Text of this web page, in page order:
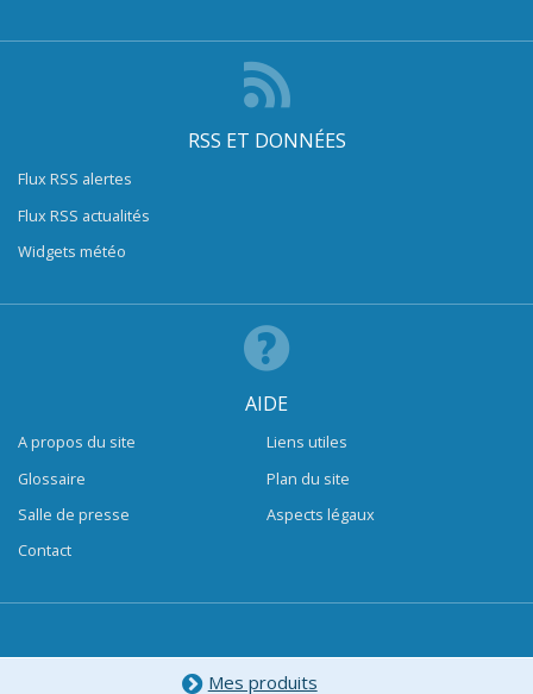
RSS ET DONNÉES
Flux RSS alertes
Flux RSS actualités
Widgets météo
AIDE
A propos du site
Glossaire
Salle de presse
Contact
Liens utiles
Plan du site
Aspects légaux
Mes produits